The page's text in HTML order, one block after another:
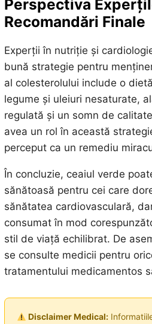
Perspectiva
Recomandări Finale
Experții în nutriție și
bună strategie pentru
al colesterolului include o
legume și uleiuri nesaturate,
regulată și un somn de
avea un rol în această
perceput ca un remediu
În concluzie, ceaiul verde
sănătoasă pentru cei care
sănătatea cardiovasculară,
consumat în mod
stil de viață echilibrat. De
se consulte medicii pentru
tratamentului medicamentos
Disclaimer Medical: